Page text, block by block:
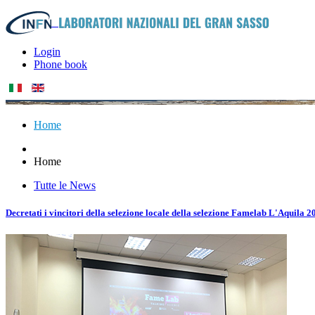
Login
Phone book
Home
Home
Tutte le News
Decretati i vincitori della selezione locale della selezione Famelab L'Aquila